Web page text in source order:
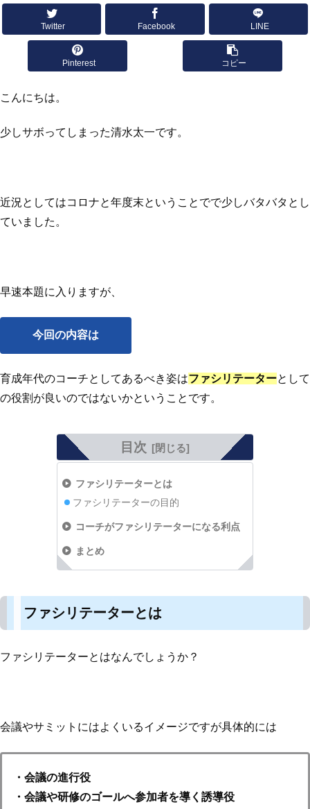
Twitter Facebook LINE
Pinterest コピー
こんにちは。
少しサボってしまった清水太一です。
近況としてはコロナと年度末ということでで少しバタバタとし
ていました。
早速本題に入りますが、
今回の内容は
育成年代のコーチとしてあるべき姿はファシリテーターとして
の役割が良いのではないかということです。
目次
ファシリテーターとは
ファシリテーターの目的
コーチがファシリテーターになる利点
まとめ
ファシリテーターとは
ファシリテーターとはなんでしょうか？
会議やサミットにはよくいるイメージですが具体的には
・会議の進行役
・会議や研修のゴールへ参加者を導く誘導役